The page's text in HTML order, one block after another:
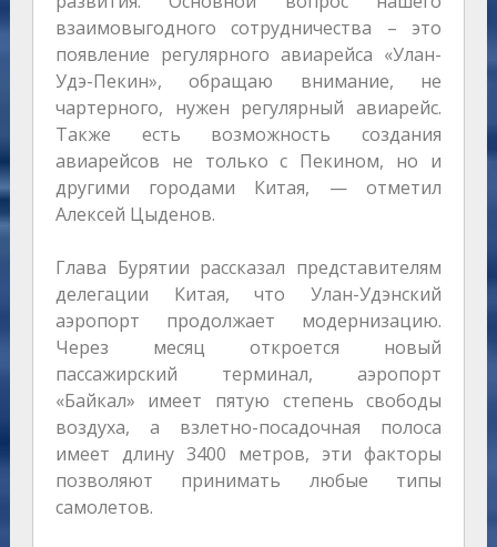
взаимовыгодного сотрудничества – это
появление регулярного авиарейса «Улан-
Удэ-Пекин», обращаю внимание, не
чартерного, нужен регулярный авиарейс.
Также есть возможность создания
авиарейсов не только с Пекином, но и
другими городами Китая, — отметил
Алексей Цыденов.
Глава Бурятии рассказал представителям
делегации Китая, что Улан-Удэнский
аэропорт продолжает модернизацию.
Через месяц откроется новый
пассажирский терминал, аэропорт
«Байкал» имеет пятую степень свободы
воздуха, а взлетно-посадочная полоса
имеет длину 3400 метров, эти факторы
позволяют принимать любые типы
самолетов.